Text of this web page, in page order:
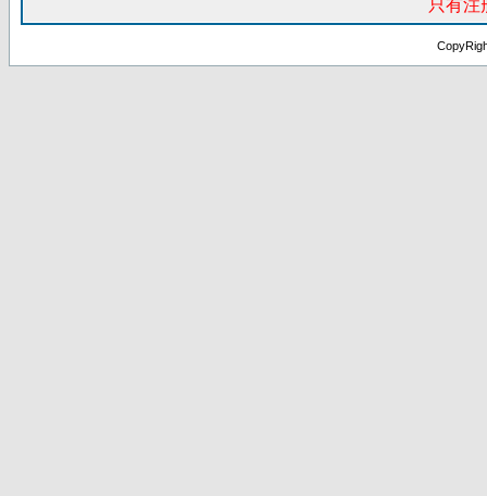
只有注